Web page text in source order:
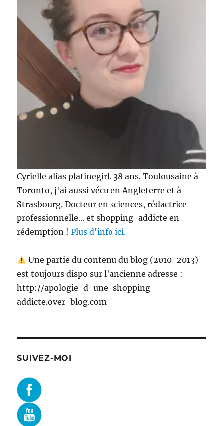
Cyrielle alias platinegirl. 38 ans. Toulousaine à
Toronto, j'ai aussi vécu en Angleterre et à
Strasbourg. Docteur en sciences, rédactrice
professionnelle... et shopping-addicte en
rédemption !Plus d'info ici.
Une partie du contenu du blog (2010-2013)
est toujours dispo sur l'ancienne adresse :
http://apologie-d-une-shopping-
addicte.over-blog.com
SUIVEZ-MOI